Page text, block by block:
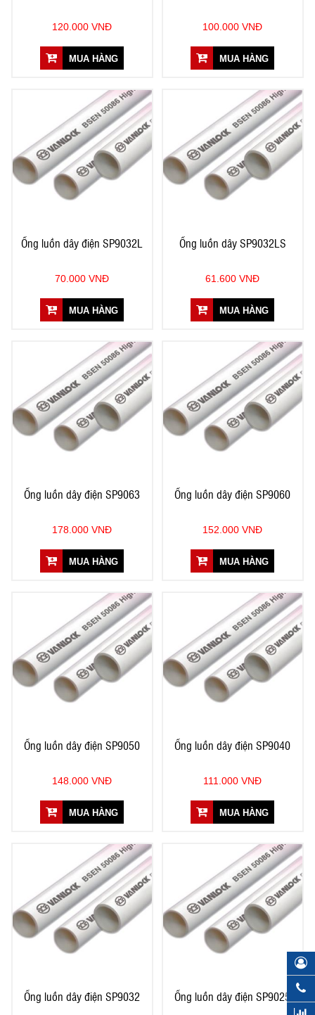
120.000 VNĐ
MUA HÀNG
100.000 VNĐ
MUA HÀNG
Ống luồn dây điện SP9032L
70.000 VNĐ
MUA HÀNG
Ống luồn dây SP9032LS
61.600 VNĐ
MUA HÀNG
Ống luồn dây điện SP9063
178.000 VNĐ
MUA HÀNG
Ống luồn dây điện SP9060
152.000 VNĐ
MUA HÀNG
Ống luồn dây điện SP9050
148.000 VNĐ
MUA HÀNG
Ống luồn dây điện SP9040
111.000 VNĐ
MUA HÀNG
Ống luồn dây điện SP9032 Ống luồn dây điện SP9025